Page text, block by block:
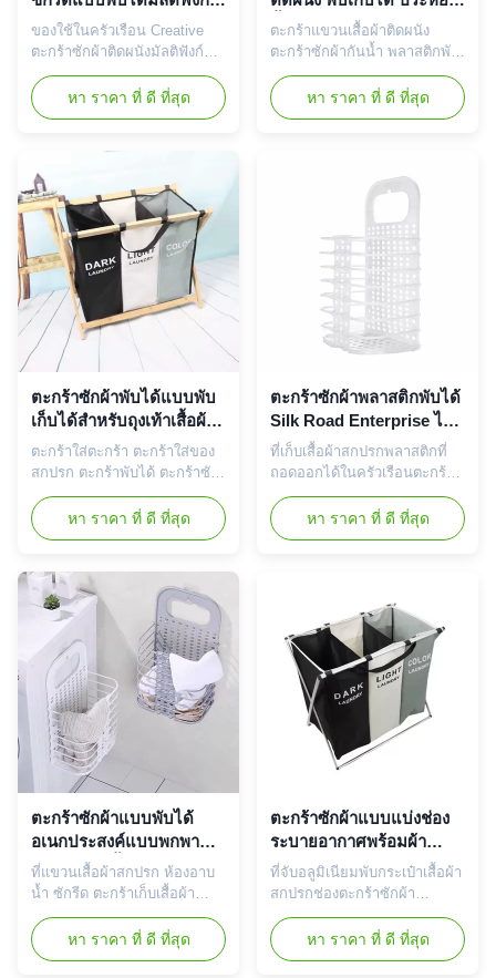
ติดผนังแบบพกพา
ของใช้ในครัวเรือน Creative
ตะกร้าซักผ้าติดผนังมัลติฟังก์ชั่
นกันน้ำแบบพกพา ​ 【วัสดุ】
วัสดุ PP ทนทานไม่มีกลิ่นไม่
แตกไม่มีปัญหาในการใช้งาน
และต่อต้านริ้วรอย ความเหนียว
ที่ดีขึ้นจะไม่เสียรูปทรงหรือเสีย
หายง่าย 【ความจุมาก】ขนาด
ใหญ่:28*17*47 ซม.เหมาะอย่าง
ยิ่งสำหรับการใช้งานในครอบ
ครัวขนา...
หา ราคา ที่ ดี ที่สุด
พื้นที่
ตะกร้าแขวนเสื้อผ้าติดผนัง
ตะกร้าซักผ้ากันน้ำ พลาสติกพับ
ได้ คุณสมบัติ: 【โครงสร้างที่
เป็นมิตรกับสิ่งแวดล้อมและ
วัสดุ】 วัสดุ PP ทนทาน ปลอด
การใช้งานหลายอย่างป้องกัน
แรงกดทับและต่อต้านริ้วรอย
ความเหนียวที่ดีขึ้นจะไม่เสียรูป
ทรงหรือเสียหายง่าย 【ที่จับ
สบายแล...
หา ราคา ที่ ดี ที่สุด
ตะกร้าซักผ้าพับได้แบบพับ
เก็บได้สำหรับถุงเท้าเสื้อผ้า
ไม้ไผ่ที่ทนทาน
ตะกร้าใส่ตะกร้า ตะกร้าใส่ของ
สกปรก ตะกร้าพับได้ ตะกร้าซัก
ผ้า คุณลักษณะของผลิตภัณฑ์:
เก็บเสื้อผ้าเพื่อให้บ้านสะอาดและ
เป็นระเบียบเรียบร้อย ใช้เก็บ
กล่องเก็บเสื้อผ้า ถุงเท้า ของ
กระจุกกระจิก ฯลฯ ข้อดี: 1.
ประหยัดพื้นที่ของคุณ - เมื่อไม่
ใช้งาน ตะกร้าใส่เสื้อผ้าสกปรก
จะพับเก็บในต...
หา ราคา ที่ ดี ที่สุด
ตะกร้าซักผ้าพลาสติกพับได้
Silk Road Enterprise ไม่มี
กลิ่น, ตะกร้าซักผ้าแบบ
แขวนผนังหลายชั้น
ที่เก็บเสื้อผ้าสกปรกพลาสติกที่
ถอดออกได้ในครัวเรือนตะกร้า
ซักผ้าที่ถอดออกได้ คุณสมบัติ:
【โครงสร้างที่เป็นมิตรกับสิ่ง
แวดล้อมและวัสดุ】 วัสดุ PP
ไม่มีปัญหาในการใช้งานหลาย
อย่างป้องกันแรงกดทับและต่อ
ต้านริ้วรอย ความเหนียวที่ดีขึ้น
จะไม่เสียรูปทรงหรือเสียหายง่...
หา ราคา ที่ ดี ที่สุด
ตะกร้าซักผ้าแบบพับได้
อเนกประสงค์แบบพกพา
สำหรับห้องน้ำ ประหยัด
พื้นที่
ที่แขวนเสื้อผ้าสกปรก ห้องอาบ
น้ำ ซักรีด ตะกร้าเก็บเสื้อผ้า
สกปรกบนผนัง คุณลักษณะของ
ผลิตภัณฑ์: เก็บเสื้อผ้าเพื่อให้
บ้านสะอาดและเป็นระเบียบ
หา ราคา ที่ ดี ที่สุด
ตะกร้าซักผ้าแบบแบ่งช่อง
ระบายอากาศพร้อมผ้า
Oxford แยกออกได้ 3 ช่อง
ที่จับอลูมิเนียมพับกระเป๋าเสื้อผ้า
สกปรกช่องตะกร้าซักผ้า
คุณลักษณะของผลิตภัณฑ์: เก็บ
เสื้อผ้าเพื่อให้บ้านสะอาดและ
เป็นระเบียบเรียบร้อย ใช้เก็บ
หา ราคา ที่ ดี ที่สุด